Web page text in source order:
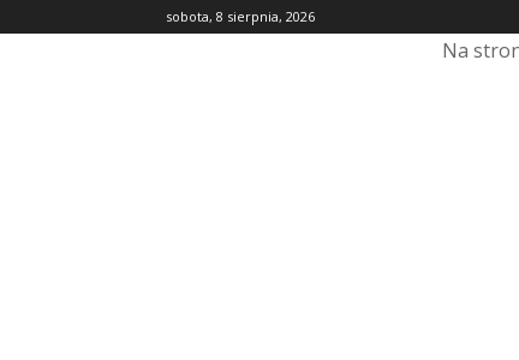
sobota, 8 sierpnia, 2026
Na